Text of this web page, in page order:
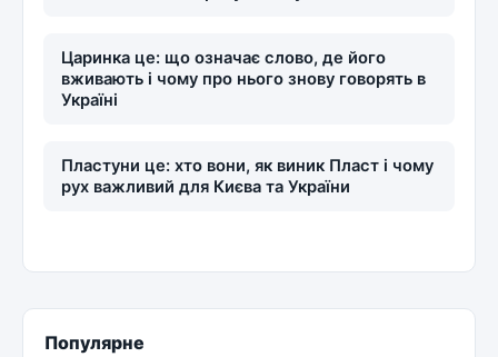
Царинка це: що означає слово, де його
вживають і чому про нього знову говорять в
Україні
Пластуни це: хто вони, як виник Пласт і чому
рух важливий для Києва та України
Популярне